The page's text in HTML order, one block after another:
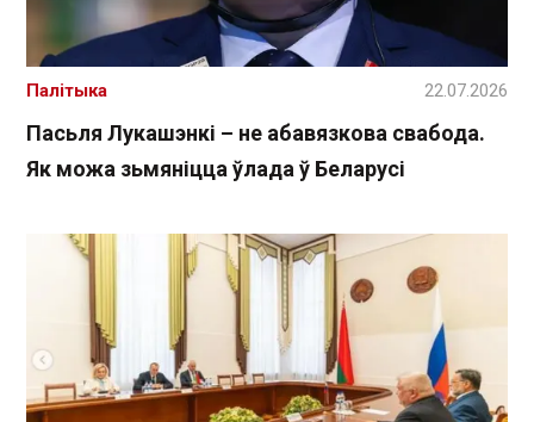
Пасьля Лукашэнкі – не абавязкова свабода.
Як можа зьмяніцца ўлада ў Беларусі
Палітыка 22.07.2026